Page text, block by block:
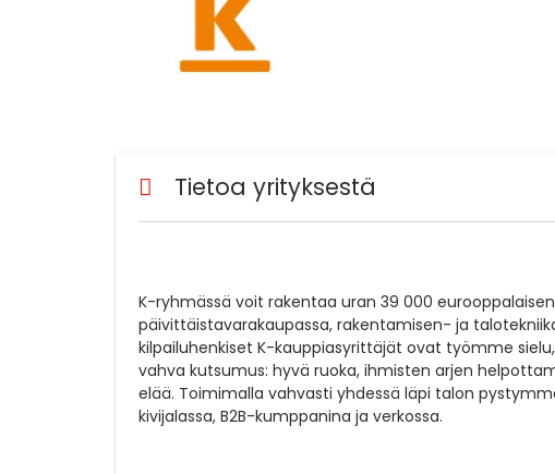
Tietoa yrityksestä
K-ryhmässä voit rakentaa uran 39 000
päivittäistavarakaupassa, rakentamisen- ja
kilpailuhenkiset K-kauppiasyrittäjät ovat työmme
vahva kutsumus: hyvä ruoka, ihmisten arjen
elää. Toimimalla vahvasti yhdessä läpi talon
kivijalassa, B2B-kumppanina ja verkossa.